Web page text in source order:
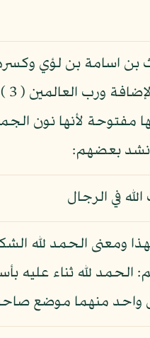
بن اسامة بن لؤي
مفتوحة لأنها نون
بعضهم:
في الرجال
بهذا ومعنى الحمد لله
( 4 ) وقال بعضهم: الحمد
واحد منهما موضع